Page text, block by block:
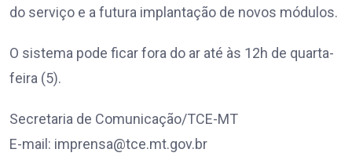
do serviço e a futura implantação de novos módulos.
O sistema pode ficar fora do ar até às 12h de quarta-
feira (5).
Secretaria de Comunicação/TCE-MT
E-mail: imprensa@tce.mt.gov.br